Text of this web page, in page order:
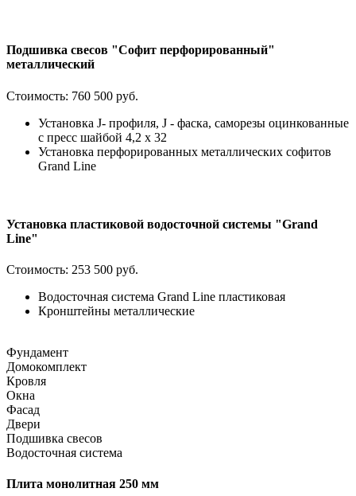
Подшивка свесов "Софит перфорированный"
металлический
Стоимость: 760 500 руб.
Установка J- профиля, J - фаска, саморезы оцинкованные
с пресс шайбой 4,2 х 32
Установка перфорированных металлических софитов
Grand Line
Установка пластиковой водосточной системы "Grand
Line"
Стоимость: 253 500 руб.
Водосточная система Grand Line пластиковая
Кронштейны металлические
Фундамент
Домокомплект
Кровля
Окна
Фасад
Двери
Подшивка свесов
Водосточная система
Плита монолитная 250 мм